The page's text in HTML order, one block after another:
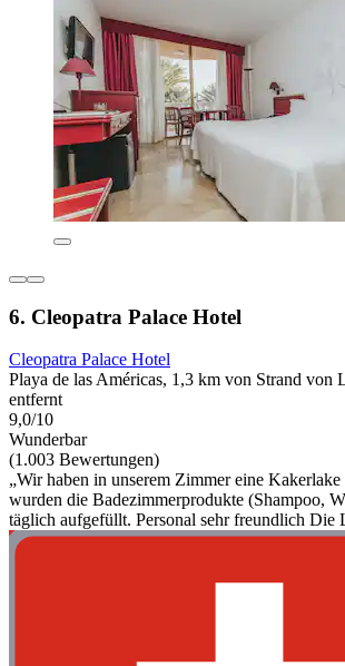
6. Cleopatra Palace Hotel
Cleopatra Palace Hotel
Playa de las Américas, 1,3 km von Strand von
entfernt
9,0/10
Wunderbar
(1.003 Bewertungen)
„Wir haben in unserem Zimmer eine Kakerlake
wurden die Badezimmerprodukte (Shampoo,
täglich aufgefüllt. Personal sehr freundlich Die